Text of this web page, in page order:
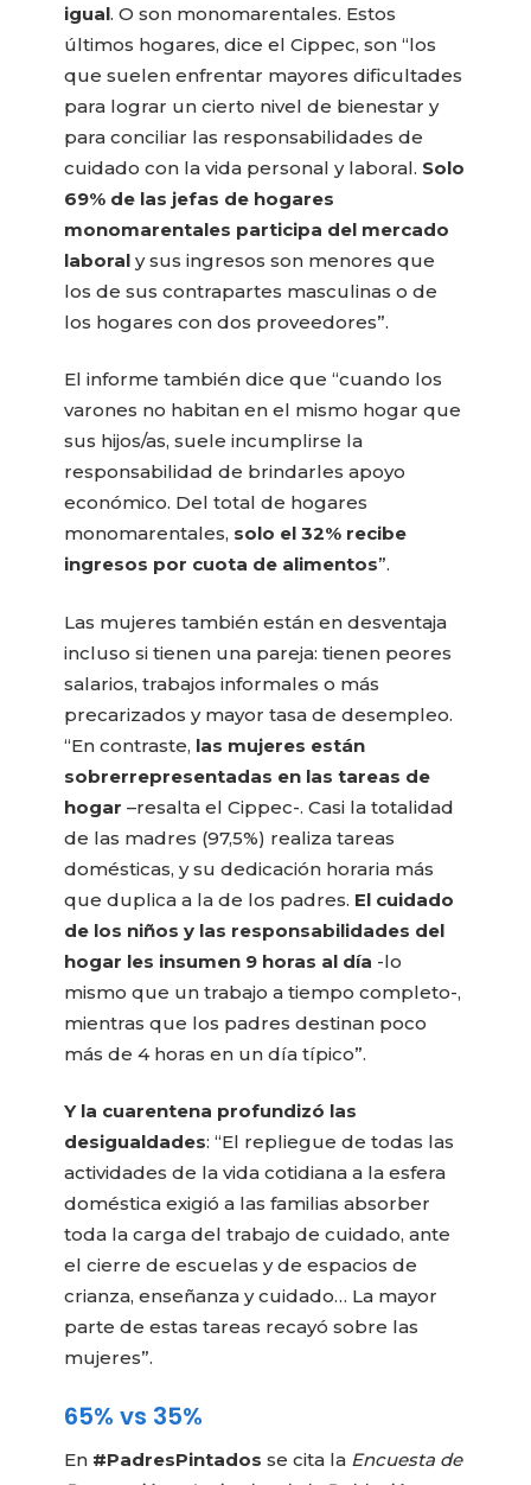
igual. O son monomarentales. Estos
últimos hogares, dice el Cippec, son “los
que suelen enfrentar mayores dificultades
para lograr un cierto nivel de bienestar y
para conciliar las responsabilidades de
cuidado con la vida personal y laboral. Solo
69% de las jefas de hogares
monomarentales participa del mercado
laboral y sus ingresos son menores que
los de sus contrapartes masculinas o de
los hogares con dos proveedores”.
El informe también dice que “cuando los
varones no habitan en el mismo hogar que
sus hijos/as, suele incumplirse la
responsabilidad de brindarles apoyo
económico. Del total de hogares
monomarentales, solo el 32% recibe
ingresos por cuota de alimentos”.
Las mujeres también están en desventaja
incluso si tienen una pareja: tienen peores
salarios, trabajos informales o más
precarizados y mayor tasa de desempleo.
“En contraste, las mujeres están
sobrerrepresentadas en las tareas de
hogar –resalta el Cippec-. Casi la totalidad
de las madres (97,5%) realiza tareas
domésticas, y su dedicación horaria más
que duplica a la de los padres. El cuidado
de los niños y las responsabilidades del
hogar les insumen 9 horas al día -lo
mismo que un trabajo a tiempo completo-,
mientras que los padres destinan poco
más de 4 horas en un día típico”.
Y la cuarentena profundizó las
desigualdades: “El repliegue de todas las
actividades de la vida cotidiana a la esfera
doméstica exigió a las familias absorber
toda la carga del trabajo de cuidado, ante
el cierre de escuelas y de espacios de
crianza, enseñanza y cuidado… La mayor
parte de estas tareas recayó sobre las
mujeres”.
65% vs 35%
En #PadresPintados se cita la Encuesta de